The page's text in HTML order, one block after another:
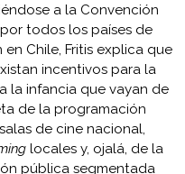
a la Convención
todos los países de
Chile, Fritis explica que
incentivos para la
la infancia que vayan de
de la programación
de cine nacional,
locales y, ojalá, de la
pública segmentada